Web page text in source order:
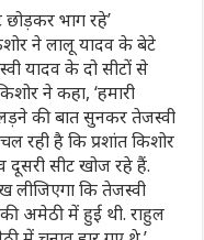
छोड़कर भाग रहे’
ने लालू यादव के बेटे
यादव के दो सीटों से
ने कहा, ‘हमारी
लड़ने की बात सुनकर तेजस्वी
रही है कि प्रशांत किशोर
दूसरी सीट खोज रहे हैं.
लीजिएगा कि तेजस्वी
की अमेठी में हुई थी. राहुल